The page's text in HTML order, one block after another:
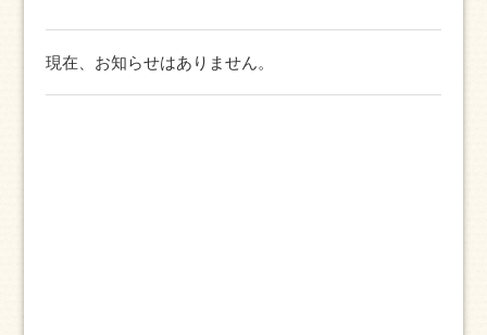
現在、お知らせはありません。